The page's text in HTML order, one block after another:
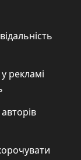
рекламі